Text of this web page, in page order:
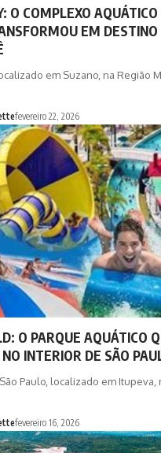
O COMPLEXO
EM
em Suzano, na Região
fevereiro 22, 2026
O PARQUE AQUÁTICO
INTERIOR DE SÃO
Paulo, localizado em Itupeva,
fevereiro 16, 2026